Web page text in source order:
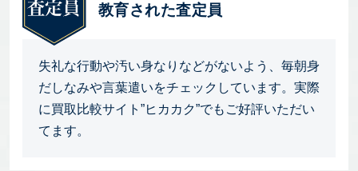
教育された査定員
失礼な行動や汚い身なりなどがないよう、毎朝身
だしなみや言葉遣いをチェックしています。実際
に買取比較サイト”ヒカカク”でもご好評いただい
てます。